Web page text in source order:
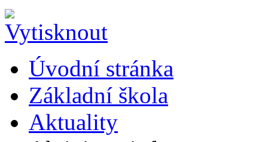
Úvodní stránka
Základní škola
Aktuality